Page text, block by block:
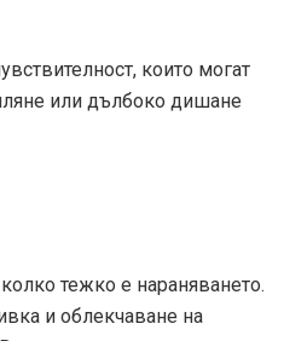
които могат
или дълбоко дишане
тежко е нараняването.
и облекчаване на